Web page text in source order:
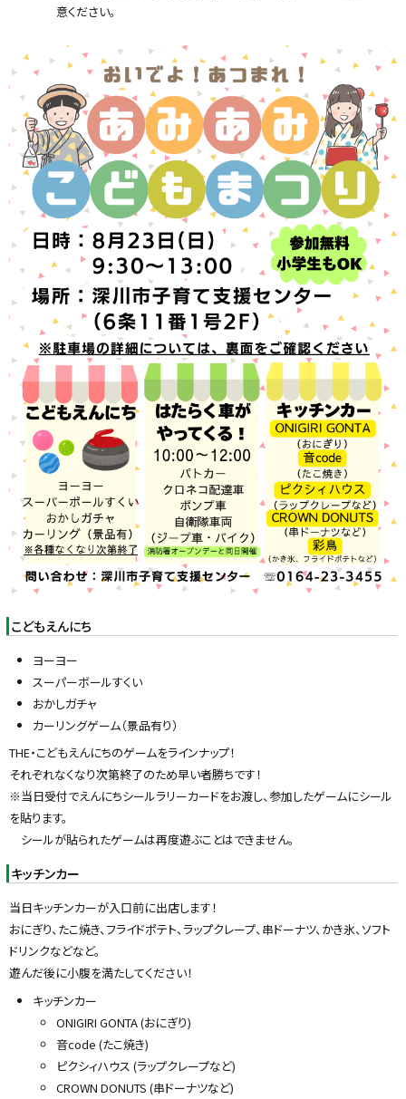
意ください。
こどもえんにち
ヨーヨー
スーパーボールすくい
おかしガチャ
カーリングゲーム（景品有り）
THE・こどもえんにちのゲームをラインナップ！
それぞれなくなり次第終了のため早い者勝ちです！
※当日受付でえんにちシールラリーカードをお渡し、参加したゲームにシール
を貼ります。
シールが貼られたゲームは再度遊ぶことはできません。
キッチンカー
当日キッチンカーが入口前に出店します！
おにぎり、たこ焼き、フライドポテト、ラップクレープ、串ドーナツ、かき氷、ソフト
ドリンクなどなど。
遊んだ後に小腹を満たしてください！
キッチンカー
ONIGIRI GONTA (おにぎり)
音code (たこ焼き)
ピクシィハウス (ラップクレープなど)
CROWN DONUTS (串ドーナツなど)